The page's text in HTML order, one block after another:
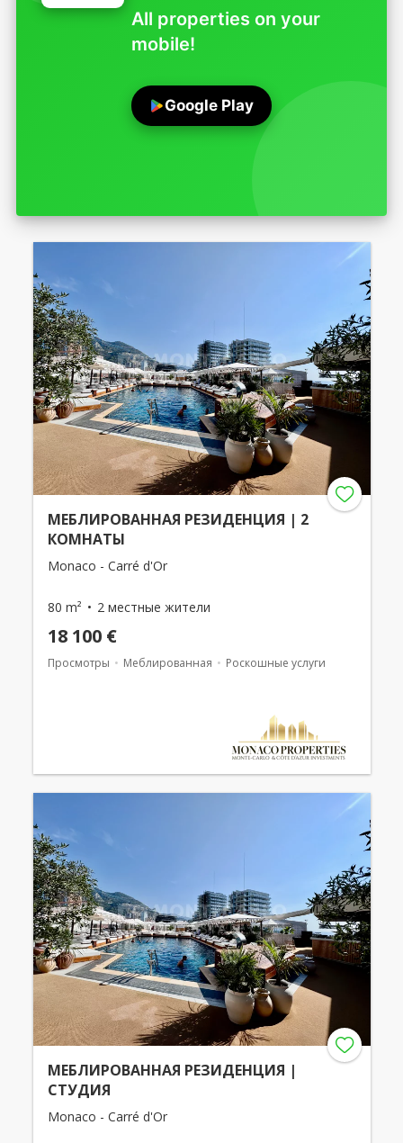
All properties on your
mobile!
Google Play
МЕБЛИРОВАННАЯ РЕЗИДЕНЦИЯ | 2
КОМНАТЫ
Monaco - Carré d'Or
80 m² 2 местные жители
18 100 €
Просмотры Меблированная Роскошные услуги
МЕБЛИРОВАННАЯ РЕЗИДЕНЦИЯ |
СТУДИЯ
Monaco - Carré d'Or